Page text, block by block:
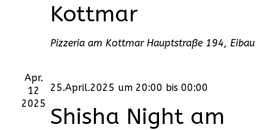
Kottmar
Pizzeria am Kottmar Hauptstraße 194, Eibau
Apr.
12
2025
25.April.2025 um 20:00 bis 00:00
Shisha Night am